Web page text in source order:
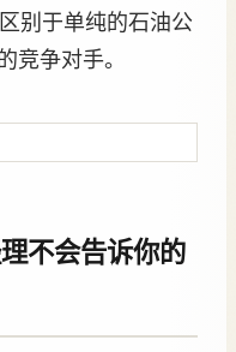
别于单纯的石油公
竞争对手。
不会告诉你的